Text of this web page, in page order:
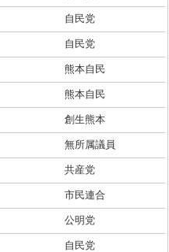
自民党
自民党
熊本自民
熊本自民
創生熊本
無所属議員
共産党
市民連合
公明党
自民党